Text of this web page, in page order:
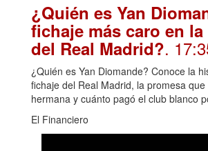
¿Quién es Yan
fichaje más caro en
del Real Madrid?.
¿Quién es Yan Diomande? Conoce la
fichaje del Real Madrid, la promesa que
hermana y cuánto pagó el club blanco
El Financiero